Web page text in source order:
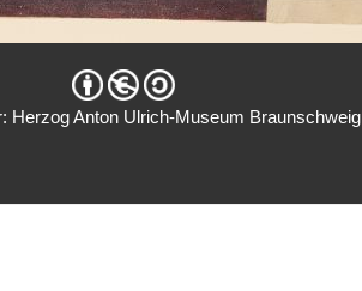
Herzog Anton Ulrich-Museum Braunschweig